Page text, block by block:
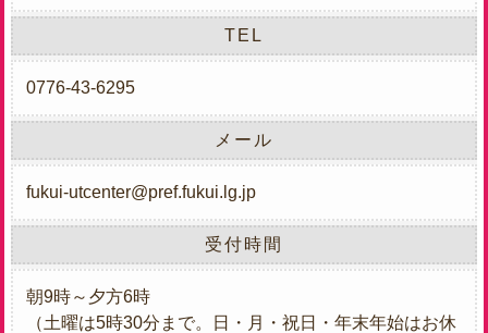
TEL
0776-43-6295
メール
fukui-utcenter@pref.fukui.lg.jp
受付時間
朝9時～夕方6時
（土曜は5時30分まで。日・月・祝日・年末年始はお休